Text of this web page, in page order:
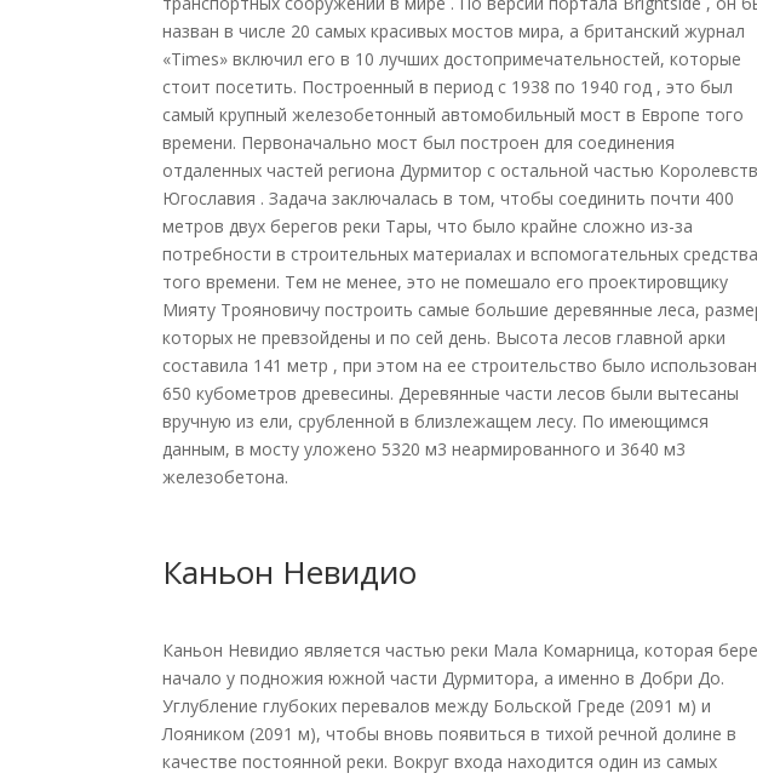
назван в числе 20 самых красивых мостов мира, а британский журнал
«Times» включил его в 10 лучших достопримечательностей, которые
стоит посетить. Построенный в период с 1938 по 1940 год , это был
самый крупный железобетонный автомобильный мост в Европе того
времени. Первоначально мост был построен для соединения
отдаленных частей региона Дурмитор с остальной частью
Югославия . Задача заключалась в том, чтобы соединить почти 400
метров двух берегов реки Тары, что было крайне сложно из-за
потребности в строительных материалах и вспомогательных
того времени. Тем не менее, это не помешало его проектировщику
Мияту Трояновичу построить самые большие деревянные леса,
которых не превзойдены и по сей день. Высота лесов главной арки
составила 141 метр , при этом на ее строительство было
650 кубометров древесины. Деревянные части лесов были вытесаны
вручную из ели, срубленной в близлежащем лесу. По имеющимся
данным, в мосту уложено 5320 м3 неармированного и 3640 м3
железобетона.
Каньон Невидио
Каньон Невидио является частью реки Мала Комарница, которая
начало у подножия южной части Дурмитора, а именно в Добри До.
Углубление глубоких перевалов между Больской Греде (2091 м) и
Лояником (2091 м), чтобы вновь появиться в тихой речной долине в
качестве постоянной реки. Вокруг входа находится один из самых